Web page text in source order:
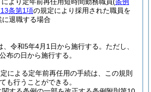
条第1項の規定により採用された職員を
に退職する場合
、令和5年4月1日から施行する。 ただし、
布の日から施行する。
による定年前再任用の手続は、この規則
も行うことができる。